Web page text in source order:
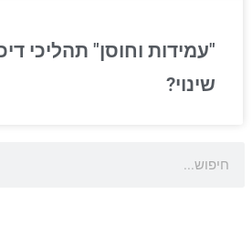
"עמידות וחוסן" תהליכי
שינוי?